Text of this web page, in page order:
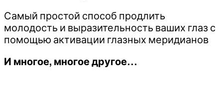
Самый простой способ продлить
молодость и выразительность ваших глаз с
помощью активации глазных меридианов
И многое, многое другое…